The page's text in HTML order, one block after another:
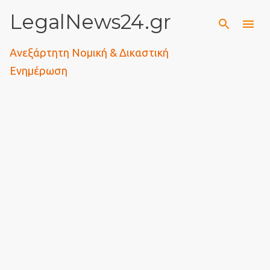
Μετάβαση στο κύριο περιεχόμενο
LegalNews24.gr
Ανεξάρτητη Νομική & Δικαστική
Ενημέρωση